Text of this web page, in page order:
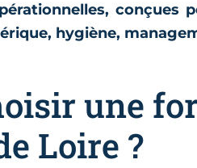
conçues
hygiène,
une
Loire ?